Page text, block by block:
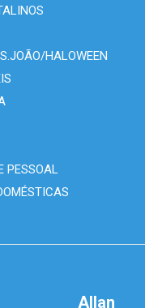
HALOWEEN
PESSOAL
Allan